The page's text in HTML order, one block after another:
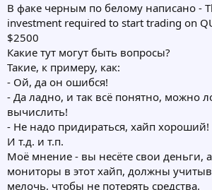
В факе черным по белому написано -
investment required to start trading on
$2500
Какие тут могут быть вопросы?
Такие, к примеру, как:
- Ой, да он ошибся!
- Да ладно, и так всё понятно, можно
вычислить!
- Не надо придираться, хайп хороший!
И т.д. и т.п.
Моё мнение - вы несёте свои деньги,
мониторы в этот хайп, должны
мелочь, чтобы не потерять средства.